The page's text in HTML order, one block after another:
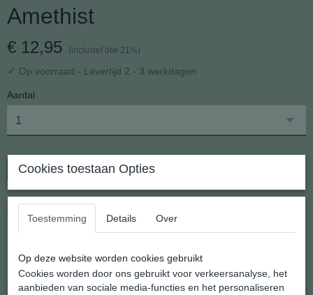
Amethist
€ 12,95 (inclusief btw 21%)
✓ Op voorraad - Levertijd 2 - 3 werkdagen
Aantal
In winkelwagen
Amethist Elastische Splitarmband
Splitprodukten worden vervaardigd van de restanten die vrijkomen
bij het delven of verwerken van edelsteen produkten.
Cookies toestaan Opties
Toestemming Details Over
Op deze website worden cookies gebruikt
Cookies worden door ons gebruikt voor verkeersanalyse, het
aanbieden van sociale media-functies en het personaliseren